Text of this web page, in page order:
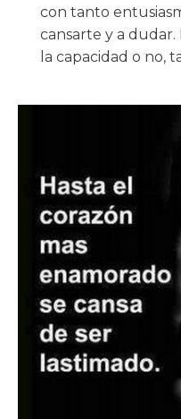
con tanto
cansarte y a dudar.
la capacidad o no,